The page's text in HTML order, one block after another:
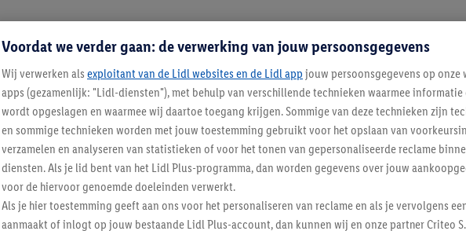
Voordat we verder gaan: de verwerking van jouw persoonsgegevens
Wij verwerken als exploitant van de Lidl websites en de Lidl app jouw persoonsgegevens op onze
apps (gezamenlijk: "Lidl-diensten"), met behulp van verschillende technieken waarmee
wordt opgeslagen en waarmee wij daartoe toegang krijgen. Sommige van deze technieken zijn
en sommige technieken worden met jouw toestemming gebruikt voor het opslaan van
verzamelen en analyseren van statistieken of voor het tonen van gepersonaliseerde reclame
diensten. Als je lid bent van het Lidl Plus-programma, dan worden gegevens over jouw
voor de hiervoor genoemde doeleinden verwerkt.
Als je hier toestemming geeft aan ons voor het personaliseren van reclame en als je vervolgens
aanmaakt of inlogt op jouw bestaande Lidl Plus-account, dan kunnen wij en onze partner Criteo